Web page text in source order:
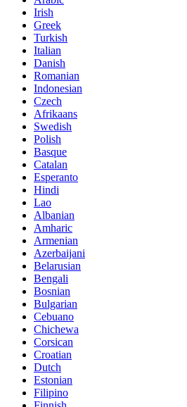
Irish
Greek
Turkish
Italian
Danish
Romanian
Indonesian
Czech
Afrikaans
Swedish
Polish
Basque
Catalan
Esperanto
Hindi
Lao
Albanian
Amharic
Armenian
Azerbaijani
Belarusian
Bengali
Bosnian
Bulgarian
Cebuano
Chichewa
Corsican
Croatian
Dutch
Estonian
Filipino